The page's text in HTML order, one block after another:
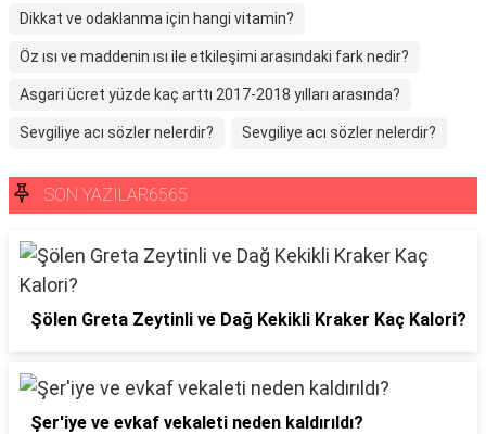
Dikkat ve odaklanma için hangi vitamin?
Öz ısı ve maddenin ısı ile etkileşimi arasındaki fark nedir?
Asgari ücret yüzde kaç arttı 2017-2018 yılları arasında?
Sevgiliye acı sözler nelerdir? Sevgiliye acı sözler nelerdir?
SON YAZILAR6565
Şölen Greta Zeytinli ve Dağ Kekikli Kraker Kaç Kalori?
Şer'iye ve evkaf vekaleti neden kaldırıldı?